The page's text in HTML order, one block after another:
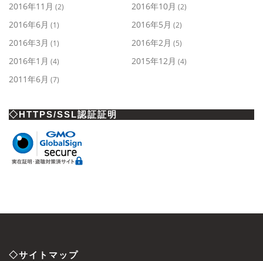
2016年11月 (2) 2016年10月 (2)
2016年6月 (1) 2016年5月 (2)
2016年3月 (1) 2016年2月 (5)
2016年1月 (4) 2015年12月 (4)
2011年6月 (7)
◇HTTPS/SSL認証証明
◇サイトマップ